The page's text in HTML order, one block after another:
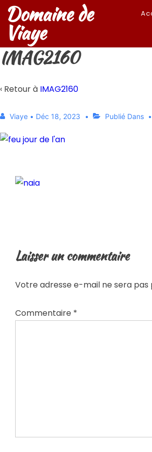
Domaine de
Viaye
IMAG2160
‹ Retour à IMAG2160
Viaye • Déc 18, 2023 Publié Dans
Laisser un commentaire
Votre adresse e-mail ne sera pas
Commentaire *